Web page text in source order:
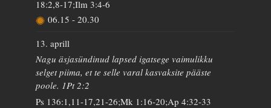
18:2,8-17;Ilm 3:4-6
06.15 - 20.30
13. aprill
Nagu äsjasündinud lapsed igatsege vaimulikku
selget piima, et te selle varal kasvaksite pääste
poole. 1Pt 2:2
Ps 136:1,11-17,21-26;Mk 1:16-20;Ap 4:32-33